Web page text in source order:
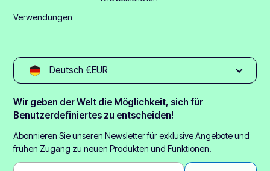
Verwendungen
Deutsch €EUR
Wir geben der Welt die Möglichkeit, sich für
Benutzerdefiniertes zu entscheiden!
Abonnieren Sie unseren Newsletter für exklusive Angebote und
frühen Zugang zu neuen Produkten und Funktionen.